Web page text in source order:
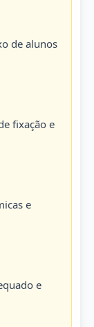
de alunos
fixação e
e
e